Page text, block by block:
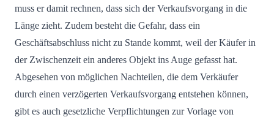
muss er damit rechnen, dass sich der Verkaufsvorgang in die
Länge zieht. Zudem besteht die Gefahr, dass ein
Geschäftsabschluss nicht zu Stande kommt, weil der Käufer in
der Zwischenzeit ein anderes Objekt ins Auge gefasst hat.
Abgesehen von möglichen Nachteilen, die dem Verkäufer
durch einen verzögerten Verkaufsvorgang entstehen können,
gibt es auch gesetzliche Verpflichtungen zur Vorlage von